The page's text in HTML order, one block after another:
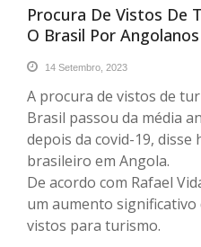
Procura De Vistos De
O Brasil Por
14 Setembro, 2023
A procura de vistos de
Brasil passou da média
depois da covid-19, disse
brasileiro em Angola.
De acordo com Rafael
um aumento significativo
vistos para turismo.